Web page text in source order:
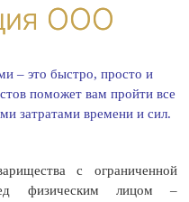
ООО
– это быстро, просто и
поможет вам пройти все
затратами времени и сил.
с ограниченной
физическим лицом –